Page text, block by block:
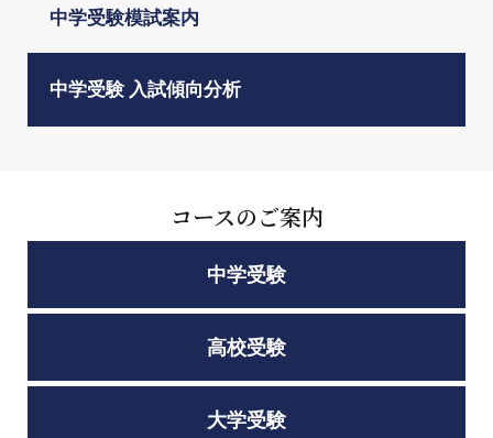
中学受験模試案内
中学受験 入試傾向分析
コースのご案内
中学受験
高校受験
大学受験